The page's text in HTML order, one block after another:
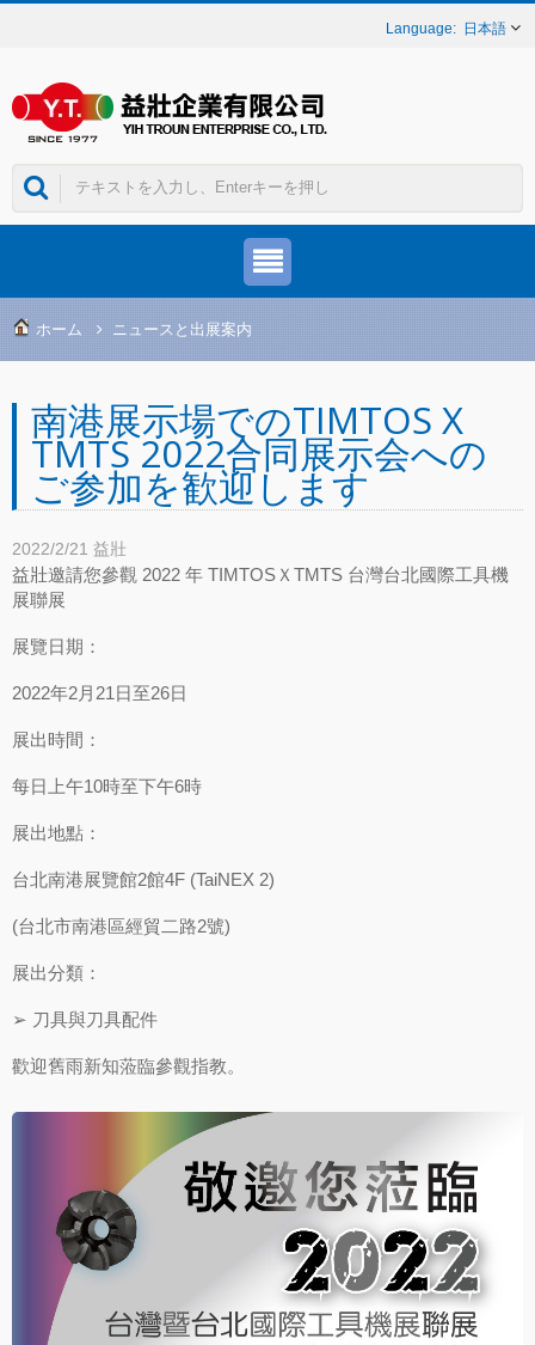
日本語
ホーム ニュースと出展案内
南港展示場でのTIMTOS X
TMTS 2022合同展示会への
ご参加を歓迎します
2022/2/21 益壯
益壯邀請您參觀 2022 年 TIMTOSＸTMTS 台灣台北國際工具機
展聯展
展覽日期：
2022年2月21日至26日
展出時間：
每日上午10時至下午6時
展出地點：
台北南港展覽館2館4F (TaiNEX 2)
(台北市南港區經貿二路2號)
展出分類：
➢ 刀具與刀具配件
歡迎舊雨新知蒞臨參觀指教。